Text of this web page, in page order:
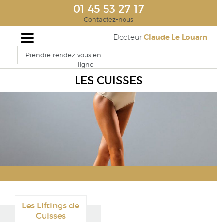
01 45 53 27 17
Contactez-nous
Docteur Claude Le Louarn
Prendre rendez-vous en
ligne
LES CUISSES
Les Liftings de
Cuisses